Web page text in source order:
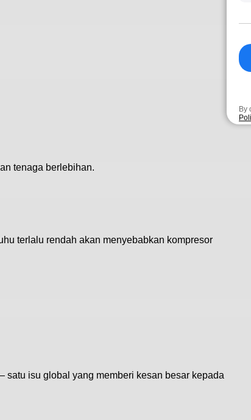
tenaga berlebihan.
terlalu rendah akan menyebabkan kompresor
isu global yang memberi kesan besar kepada
By